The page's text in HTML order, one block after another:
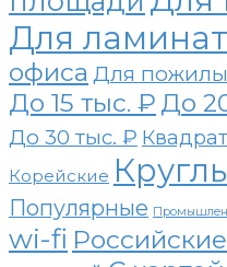
Для
офиса Для
До 15 тыс. ₽ До
До 30 тыс. ₽
Корейские
Популярные
wi-fi Российские